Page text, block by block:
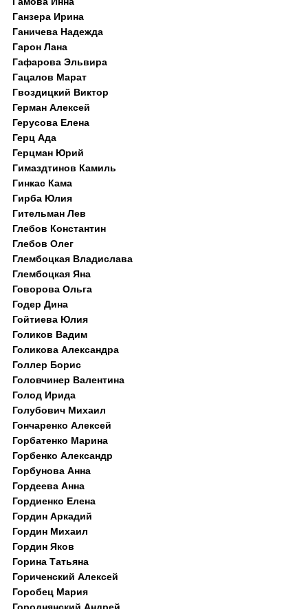
Ганзера Ирина
Ганичева Надежда
Гарон Лана
Гафарова Эльвира
Гацалов Марат
Гвоздицкий Виктор
Герман Алексей
Герусова Елена
Герц Ада
Герцман Юрий
Гимаздтинов Камиль
Гинкас Кама
Гирба Юлия
Гительман Лев
Глебов Константин
Глебов Олег
Глембоцкая Владислава
Глембоцкая Яна
Говорова Ольга
Годер Дина
Гойтиева Юлия
Голиков Вадим
Голикова Александра
Голлер Борис
Головчинер Валентина
Голод Ирида
Голубович Михаил
Гончаренко Алексей
Горбатенко Марина
Горбенко Александр
Горбунова Анна
Гордеева Анна
Гордиенко Елена
Гордин Аркадий
Гордин Михаил
Гордин Яков
Горина Татьяна
Гориченский Алексей
Горобец Мария